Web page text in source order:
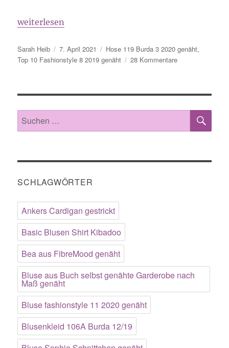
„Jeans.“
weiterlesen
Autor
Sarah Heib
Veröffentlicht
am
7. April 2021 Schlagwörter
Hose 119 Burda 3 2020 genäht,
Top 10 Fashionstyle 8 2019 genäht
28 Kommentarezu
Suche
nach:
SCHLAGWÖRTER
Ankers Cardigan gestrickt
Basic Blusen Shirt Kibadoo
Bea aus FibreMood genäht
Bluse aus Buch selbst genähte Garderobe nach
Maß genäht
Bluse fashionstyle 11 2020 genäht
Blusenkleid 106A Burda 12/19